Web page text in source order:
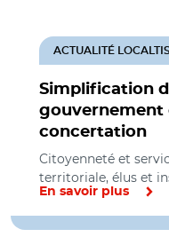
Simplification
gouvernement
concertation
ACTUALITÉ LOCALTIS
Citoyenneté et
territoriale, élus et
En savoir plus